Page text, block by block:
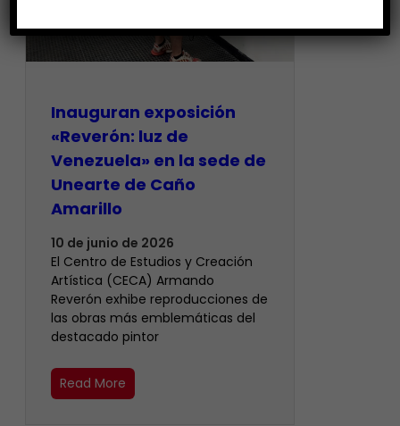
Inauguran exposición
«Reverón: luz de
Venezuela» en la sede de
Unearte de Caño
Amarillo
10 de junio de 2026
El Centro de Estudios y Creación
Artística (CECA) Armando
Reverón exhibe reproducciones de
las obras más emblemáticas del
destacado pintor
Read More